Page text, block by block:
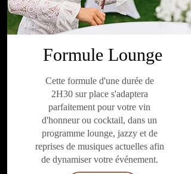
Formule Lounge
Cette formule d'une durée de
2H30 sur place s'adaptera
parfaitement pour votre vin
d'honneur ou cocktail, dans un
programme lounge, jazzy et de
reprises de musiques actuelles afin
de dynamiser votre événement.